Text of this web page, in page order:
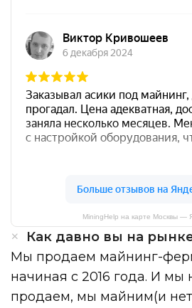
MiningHelp на карте Москвы —
Как давно вы на
Мы продаем майнинг-
начиная с 2016 года. И мы
продаем, мы майним(и